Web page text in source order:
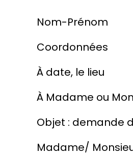
Nom-Prénom
Coordonnées
À date, le lieu
À Madame ou
Objet : demande
Madame/